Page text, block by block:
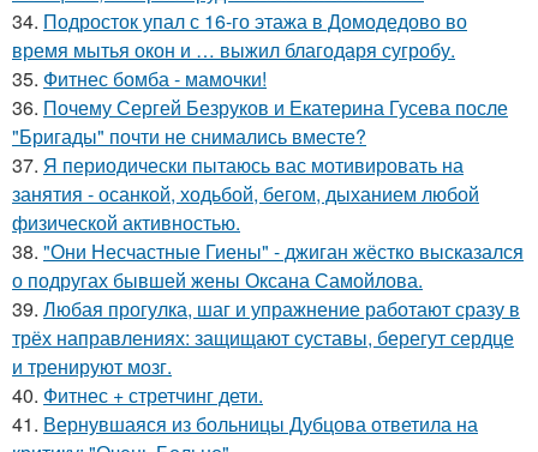
34. Подросток упал с 16-го этажа в Домодедово во
время мытья окон и … выжил благодаря сугробу.
35. Фитнес бомба - мамочки!
36. Почему Сергей Безруков и Екатерина Гусева после
"Бригады" почти не снимались вместе?
37. Я периодически пытаюсь вас мотивировать на
занятия - осанкой, ходьбой, бегом, дыханием любой
физической активностью.
38. "Они Несчастные Гиены" - джиган жёстко высказался
о подругах бывшей жены Оксана Самойлова.
39. Любая прогулка, шаг и упражнение работают сразу в
трёх направлениях: защищают суставы, берегут сердце
и тренируют мозг.
40. Фитнес + стретчинг дети.
41. Вернувшаяся из больницы Дубцова ответила на